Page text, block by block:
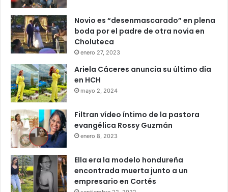
Novio es “desenmascarado” en plena
boda por el padre de otra novia en
Choluteca
enero 27, 2023
Ariela Cáceres anuncia su último día
en HCH
mayo 2, 2024
Filtran vídeo íntimo de la pastora
evangélica Rossy Guzmán
enero 8, 2023
Ella era la modelo hondureña
encontrada muerta junto a un
empresario en Cortés